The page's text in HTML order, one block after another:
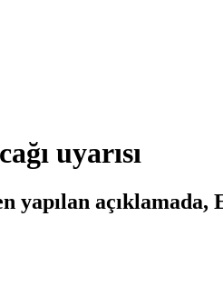
uyarısı
açıklamada,